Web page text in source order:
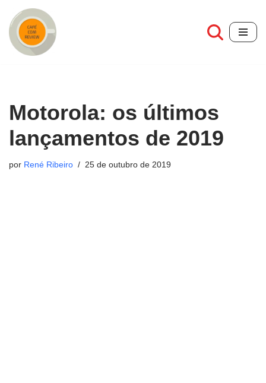
Pular
para
Motorola: os últimos
lançamentos de 2019
por René Ribeiro 25 de outubro de 2019